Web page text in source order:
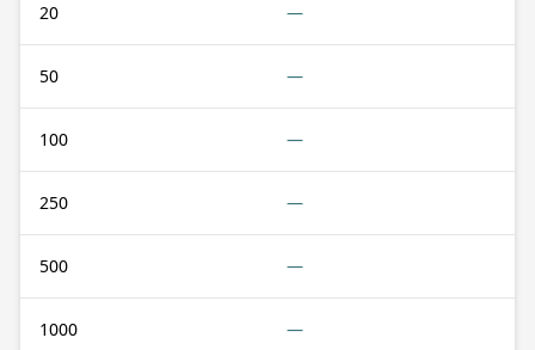
20 —
50 —
100 —
250 —
500 —
1000 —